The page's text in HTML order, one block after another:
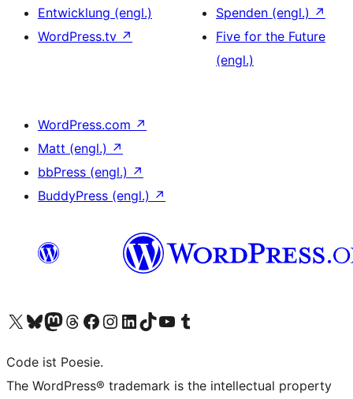
Entwicklung (engl.)
WordPress.tv ↗
Spenden (engl.) ↗
Five for the Future
(engl.)
WordPress.com ↗
Matt (engl.) ↗
bbPress (engl.) ↗
BuddyPress (engl.) ↗
Unser X-Konto (früher Twitter) besuchen
Unser Bluesky-Konto besuchen
Unser Mastodon-Konto besuchen
Unser Threads-Konto besuchen
Unsere Facebook-Seite besuchen
Unser Instagram-Konto besuchen
Unser LinkedIn-Konto besuchen
Unser TikTok-Konto besuchen
Unseren YouTube-Kanal besuchen
Unser Tumblr-Konto besuchen
Code ist Poesie.
The WordPress® trademark is the intellectual property